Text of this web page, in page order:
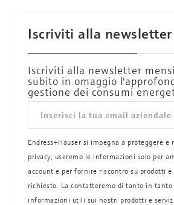
Iscriviti alla newsletter
Iscriviti alla newsletter
subito in omaggio
gestione dei consumi
Endress+Hauser si impegna a proteggere e
privacy, useremo le informazioni solo per
account e per fornire riscontro su prodotti e
richiesto. La contatteremo di tanto in
informazioni utili sui nostri prodotti e